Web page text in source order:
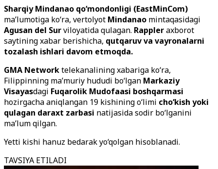
Sharqiy Mindanao qo‘mondonligi (EastMinCom)
ma’lumotiga ko‘ra, vertolyot Mindanao mintaqasidagi
Agusan del Surviloyatida qulagan. Rappleraxborot
saytining xabar berishicha, qutqaruv va vayronalarni
tozalash ishlari davom etmoqda.
GMA Networktelekanalining xabariga ko‘ra,
Filippinning ma’muriy hududi bo‘lgan Markaziy
Visayasdagi Fuqarolik Mudofaasi boshqarmasi
hozirgacha aniqlangan 19 kishining o‘limi cho‘kish yoki
qulagan daraxt zarbasi natijasida sodir bo‘lganini
ma’lum qilgan.
Yetti kishi hanuz bedarak yo‘qolgan hisoblanadi.
TAVSIYA ETILADI